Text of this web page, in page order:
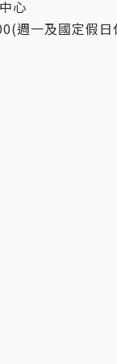
心
週一及國定假